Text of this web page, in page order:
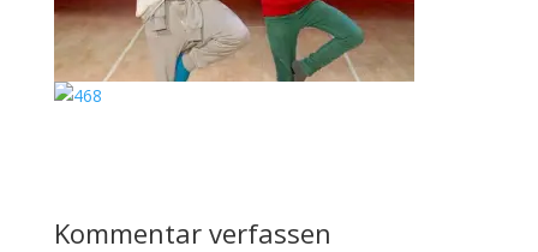
Kommentar verfassen